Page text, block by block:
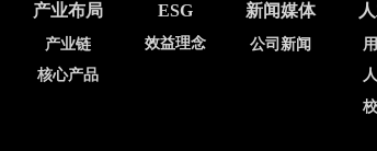
产业布局
产业链
核心产品
ESG
效益理念
新闻媒体
公司新闻